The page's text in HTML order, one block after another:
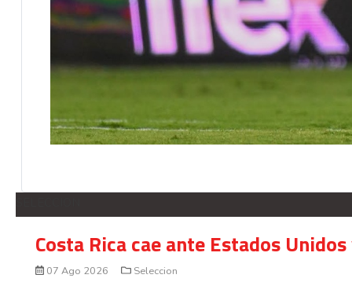
Costa Rica cae ante Estados
07 Ago 2026 Seleccion